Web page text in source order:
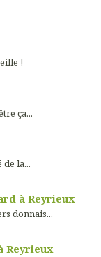
!
ça...
la...
à Reyrieux
donnais...
Reyrieux